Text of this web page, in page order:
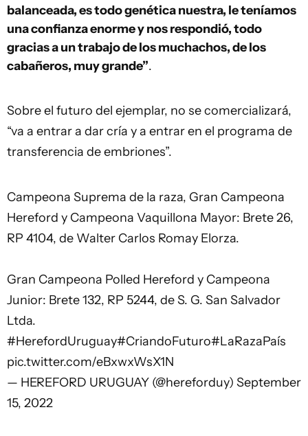
balanceada, es todo genética nuestra, le teníamos
una confianza enorme y nos respondió, todo
gracias a un trabajo de los muchachos, de los
cabañeros, muy grande”.
Sobre el futuro del ejemplar, no se comercializará,
“va a entrar a dar cría y a entrar en el programa de
transferencia de embriones”.
Campeona Suprema de la raza, Gran Campeona
Hereford y Campeona Vaquillona Mayor: Brete 26,
RP 4104, de Walter Carlos Romay Elorza.
Gran Campeona Polled Hereford y Campeona
Junior: Brete 132, RP 5244, de S. G. San Salvador
Ltda.
#HerefordUruguay#CriandoFuturo#LaRazaPaís
pic.twitter.com/eBxwxWsX1N
— HEREFORD URUGUAY (@hereforduy) September
15, 2022